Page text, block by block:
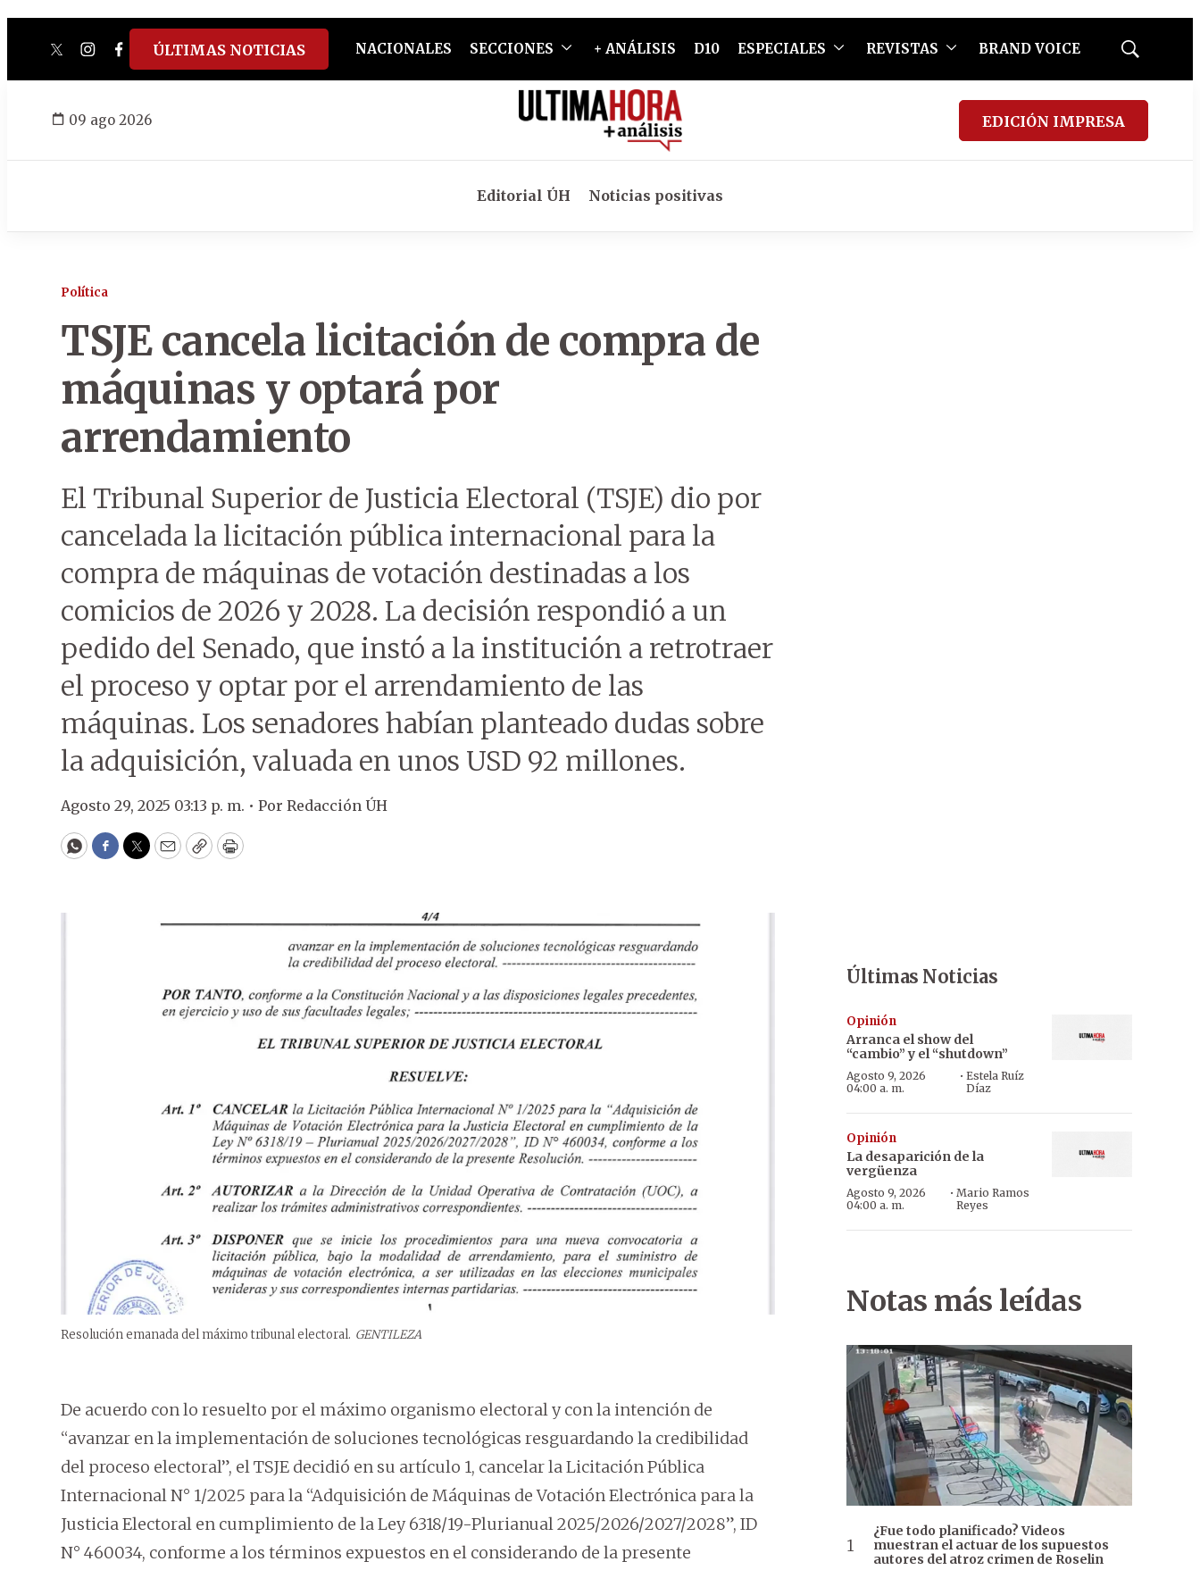
twitterinstagram
facebook
tiktokyoutube
spotify
ÚLTIMAS NOTICIAS NACIONALES SECCIONES + ANÁLISIS D10 ESPECIALES REVISTAS BRAND VOICE
Mostrar
09 ago 2026 EDICIÓN IMPRESA
Editorial ÚH Noticias positivas
Política
TSJE cancela licitación de compra de
máquinas y optará por
arrendamiento
El Tribunal Superior de Justicia Electoral (TSJE) dio por
cancelada la licitación pública internacional para la
compra de máquinas de votación destinadas a los
comicios de 2026 y 2028. La decisión respondió a un
pedido del Senado, que instó a la institución a retrotraer
el proceso y optar por el arrendamiento de las
máquinas. Los senadores habían planteado dudas sobre
la adquisición, valuada en unos USD 92 millones.
Agosto 29, 2025 03:13 p. m. • Por Redacción ÚH
WhatsApp
Facebook
Twitter
EmailCopyPrint
Resolución emanada del máximo tribunal electoral. GENTILEZA
De acuerdo con lo resuelto por el máximo organismo electoral y con la intención de
“avanzar en la implementación de soluciones tecnológicas resguardando la credibilidad
del proceso electoral”, el TSJE decidió en su artículo 1, cancelar la Licitación Pública
Internacional N° 1/2025 para la “Adquisición de Máquinas de Votación Electrónica para la
Justicia Electoral en cumplimiento de la Ley 6318/19-Plurianual 2025/2026/2027/2028”, ID
N° 460034, conforme a los términos expuestos en el considerando de la presente
Últimas Noticias
Opinión
Arranca el show del
“cambio” y el “shutdown”
Agosto 9, 2026
04:00 a. m.
·Estela Ruíz
Díaz
Opinión
La desaparición de la
vergüenza
Agosto 9, 2026
04:00 a. m.
· Mario Ramos
Reyes
Notas más leídas
¿Fue todo planificado? Videos
muestran el actuar de los supuestos
autores del atroz crimen de Roselin